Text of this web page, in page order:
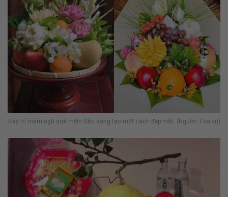
Bày trí mâm ngũ quả miền Bắc sáng tạo một cách đẹp mắt. (Nguồn: Eva.vn)